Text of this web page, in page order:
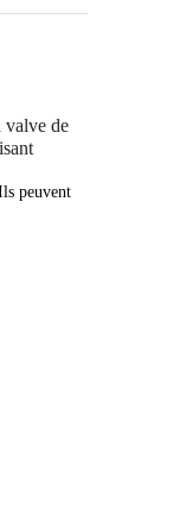
valve de
peuvent